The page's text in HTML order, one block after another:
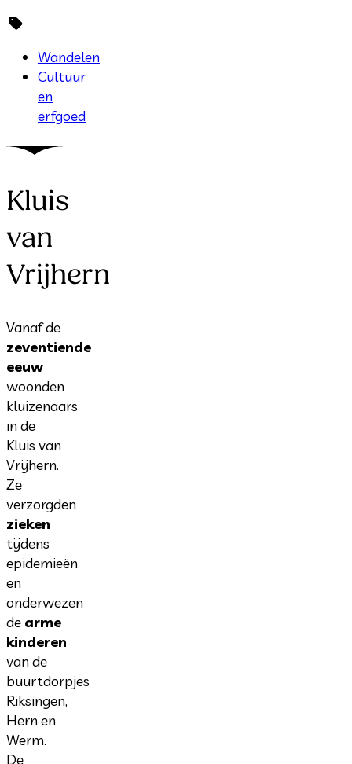
Wandelen
Cultuur
en
erfgoed
Kluis
van
Vrijhern
Vanaf de
zeventiende
eeuw
woonden
kluizenaars
in de
Kluis van
Vrijhern.
Ze
verzorgden
zieken
tijdens
epidemieën
en
onderwezen
de arme
kinderen
van de
buurtdorpjes
Riksingen,
Hern en
Werm.
De